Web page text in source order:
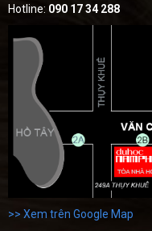
Hotline: 090 17 34 288
>> Xem trên Google Map